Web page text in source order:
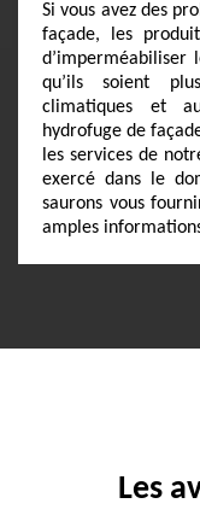
Si vous avez des
façade, les
d’imperméabiliser
qu’ils soient
climatiques et
hydrofuge de
les services de
exercé dans le
saurons vous
amples
Les